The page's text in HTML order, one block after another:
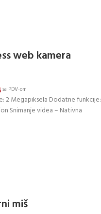
web kamera
sa PDV-om
2 Megapiksela Dodatne funkcije:
Snimanje videa – Nativna
miš